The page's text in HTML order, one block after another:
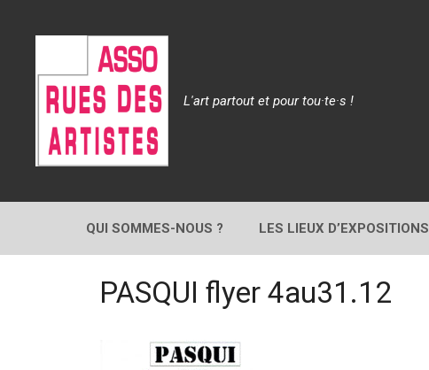
L'art partout et pour tou·te·s !
QUI SOMMES-NOUS ? LES LIEUX D’EXPOSITIONS
PASQUI flyer 4au31.12